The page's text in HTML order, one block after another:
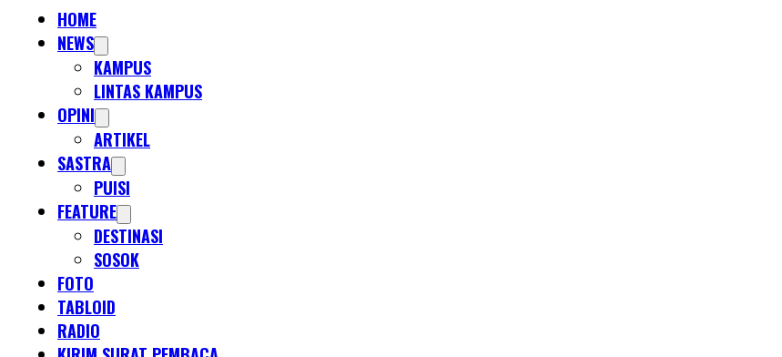
HOME
NEWS
KAMPUS
LINTAS KAMPUS
OPINI
ARTIKEL
SASTRA
PUISI
FEATURE
DESTINASI
SOSOK
FOTO
TABLOID
RADIO